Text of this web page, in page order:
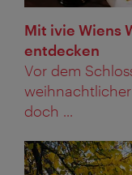
Mit ivie Wiens
entdecken
Vor dem
doch ...